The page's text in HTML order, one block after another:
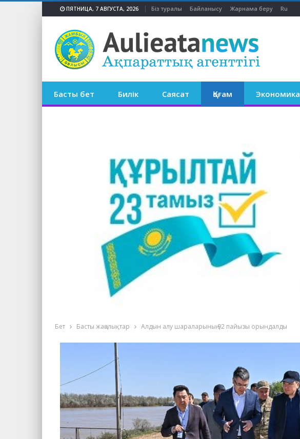
ПЯТНИЦА, 7 АВГУСТА, 2026 Біз туралы Байланысу Жарнама беру Ru
Басты бет Билік Саясат Қоғам Экономика
Бет Басты жаңалықтар Алдын алу шараларының 92 пайызы орындалды